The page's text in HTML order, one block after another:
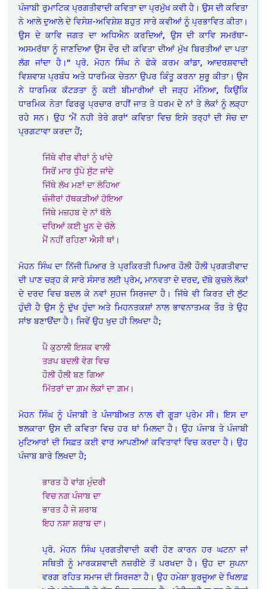
ਪੰਜਾਬੀ ਰੁਮਾਟਿਕ ਪ੍ਰਗਤੀਵਾਦੀ ਕਵਿਤਾ ਦਾ ਪ੍ਰਮੁੱਖ ਕਵੀ ਹੈ। ਉਸ ਦੀ ਕਵਿਤਾ
ਨੇ ਆਲੇ ਦੁਆਲੇ ਦੇ ਵਿਸੇਸ਼-ਅਵਿਸ਼ੇਸ਼ ਬਹੁਤ ਸਾਰੇ ਕਵੀਆਂ ਨੂੰ ਪ੍ਰਭਾਵਿਤ ਕੀਤਾ।
ਉਸ ਦੇ ਕਾਵਿ ਜਗਤ ਦਾ ਅਧਿਐਨ ਕਰਦਿਆਂ, ਉਸ ਦੀ ਕਾਵਿ ਸਮਰੱਥਾ-
ਅਸਮਰੱਥਾ ਨੂੰ ਜਾਣਦਿਆ ਉਸ ਦੌਰ ਦੀ ਕਵਿਤਾ ਦੀਆਂ ਮੁੱਖ ਬਿਰਤੀਆਂ ਦਾ ਪਤਾ
ਲੱਗ ਜਾਂਦਾ ਹੈ।” ਪ੍ਰੋ. ਮੋਹਨ ਸਿੰਘ ਨੇ ਫੋਕੇ ਕਰਮ ਕਾਂਡਾ, ਆਦਰਸ਼ਵਾਦੀ
ਵਿਸ਼ਵਾਸ਼ ਪ੍ਰਬੰਧ ਅਤੇ ਧਾਰਮਿਕ ਚੇਤਨਾ ਉਪਰ ਕਿੰਤੂ ਕਰਨਾ ਸੁਰੂ ਕੀਤਾ। ਉਸ
ਨੇ ਧਾਰਮਿਕ ਕੱਟੜਤਾ ਨੂੰ ਕਈ ਬੀਮਾਰੀਆਂ ਦੀ ਜੜ੍ਹ ਮੰਨਿਆ, ਕਿਉਂਕਿ
ਧਾਰਮਿਕ ਨੇਤਾ ਫਿਰਕੂ ਪ੍ਰਚਾਰ ਰਾਹੀਂ ਜਾਤ ਤੇ ਧਰਮ ਦੇ ਨਾਂ ਤੇ ਲੋਕਾਂ ਨੂੰ ਲੜ੍ਹਾ
ਰਹੇ ਸਨ। ਉਹ ‘ਮੈਂ ਨਹੀ ਤੇਰੇ ਗਰਾਂ’ ਕਵਿਤਾ ਵਿਚ ਇਸੇ ਤਰ੍ਹਾਂ ਦੀ ਸੋਚ ਦਾ
ਪ੍ਰਗਟਾਵਾ ਕਰਦਾ ਹੈਂ;
ਜਿੱਥੇ ਵੀਰ ਵੀਰਾਂ ਨੂੰ ਖਾਂਦੇ
ਸਿਰੋਂ ਮਾਰ ਧੁੱਪੇ ਸੁੱਟ ਜਾਂਦੇ
ਜਿੱਥੇ ਲੱਖ ਮਣਾਂ ਦਾ ਲੋਹਿਆ
ਜ਼ੰਜੀਰਾਂ ਹੱਥਕੜੀਆਂ ਹੋਇਆ
ਜਿੱਥੇ ਮਜ਼ਹਬ ਦੇ ਨਾਂ ਥੱਲੇ
ਦਰਿਆਂ ਕਈ ਖੂਨ ਦੇ ਚੱਲੇ
ਮੈਂ ਨਹੀਂ ਰਹਿਣਾ ਐਸੀ ਥਾਂ।
ਮੋਹਨ ਸਿੰਘ ਦਾ ਨਿੱਜੀ ਪਿਆਰ ਤੇ ਪ੍ਰਕਿਰਤੀ ਪਿਆਰ ਹੌਲੀ ਹੌਲੀ ਪ੍ਰਗਤੀਵਾਦ
ਦੀ ਪਾਣ ਚੜ੍ਹ ਕੇ ਸਾਰੇ ਸੰਸਾਰ ਲਈ ਪ੍ਰੇਮ, ਮਾਨਵਤਾ ਦੇ ਦਰਦ, ਦੱਬੇ ਕੁਚਲੇ ਲੋਕਾਂ
ਦੇ ਦਰਦ ਵਿਚ ਬਦਲ ਕੇ ਨਵਾਂ ਸੁਹਜ ਸਿਰਜਦਾ ਹੈ। ਜਿੱਥੇ ਵੀ ਕਿਰਤ ਦੀ ਲੁੱਟ
ਹੁੰਦੀ ਹੈ ਉਸ ਨੂੰ ਦੁੱਖ ਹੁੰਦਾ ਅਤੇ ਮਿਹਨਤਕਸ਼ਾਂ ਨਾਲ ਭਾਵਨਾਤਮਕ ਤੌਰ ਤੇ ਉਹ
ਸਾਂਝ ਬਣਾੳਂਦਾ ਹੈ। ਜਿਵੇਂ ਉਹ ਖੁਦ ਹੀ ਲਿਖਦਾ ਹੈ;
ਪੈ ਕੁਠਾਲੀ ਇਸ਼ਕ ਵਾਲੀ
ਤੜਪ ਬਦਲੀ ਵੇਗ ਵਿਚ
ਹੌਲੀ ਹੌਲੀ ਬਣ ਗਿਆ
ਮਿੱਤਰਾਂ ਦਾ ਗ਼ਮ ਲੋਕਾਂ ਦਾ ਗ਼ਮ।
ਮੋਹਨ ਸਿੰਘ ਨੂੰ ਪੰਜਾਬੀ ਤੇ ਪੰਜਾਬੀਅਤ ਨਾਲ ਵੀ ਗੂੜਾ ਪ੍ਰੇਮ ਸੀ। ਇਸ ਦਾ
ਝਲਕਾਰਾ ਉਸ ਦੀ ਕਵਿਤਾ ਵਿਚ ਹਰ ਥਾਂ ਮਿਲਦਾ ਹੈ। ਉਹ ਪੰਜਾਬ ਤੇ ਪੰਜਾਬੀ
ਮੁਟਿਆਰਾਂ ਦੀ ਸਿਫ਼ਤ ਕਈ ਵਾਰ ਆਪਣੀਆਂ ਕਵਿਤਾਵਾਂ ਵਿਚ ਕਰਦਾ ਹੈ। ਉਹ
ਪੰਜਾਬ ਬਾਰੇ ਲਿਖਦਾ ਹੈ;
ਭਾਰਤ ਹੈ ਵਾਂਗ ਮੁੰਦਰੀ
ਵਿਚ ਨਗ ਪੰਜਾਬ ਦਾ
ਭਾਰਤ ਹੈ ਜੇ ਸ਼ਰਾਬ
ਇਹ ਨਸ਼ਾ ਸ਼ਰਾਬ ਦਾ।
ਪ੍ਰੋ. ਮੋਹਨ ਸਿੰਘ ਪ੍ਰਗਤੀਵਾਦੀ ਕਵੀ ਹੋਣ ਕਾਰਨ ਹਰ ਘਟਨਾ ਜਾਂ
ਸਥਿਤੀ ਨੂੰ ਮਾਰਕਸ਼ਵਾਦੀ ਨਜ਼ਰੀਏ ਤੋਂ ਪਰਖਦਾ ਹੈ। ਉਹ ਦਾ ਸੁਪਨਾ
ਵਰਗ ਰਹਿਤ ਸਮਾਜ ਦੀ ਸਿਰਜਣਾ ਹੈ। ਉਹ ਹਮੇਸ਼ਾ ਬੁਰਜੂਆ ਦੇ ਖਿਲਾਫ਼